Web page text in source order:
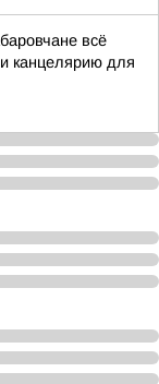
всё
канцелярию для